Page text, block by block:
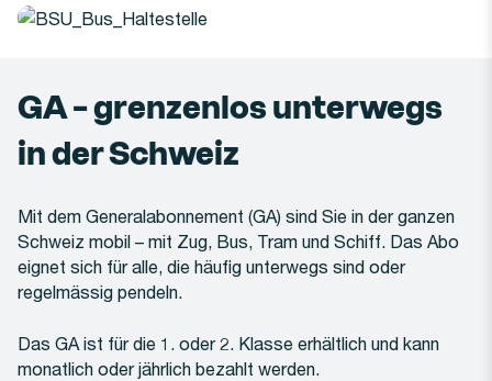
GA – grenzenlos unterwegs
in der Schweiz
Mit dem Generalabonnement (GA) sind Sie in der ganzen
Schweiz mobil – mit Zug, Bus, Tram und Schiff. Das Abo
eignet sich für alle, die häufig unterwegs sind oder
regelmässig pendeln.
Das GA ist für die 1. oder 2. Klasse erhältlich und kann
monatlich oder jährlich bezahlt werden.